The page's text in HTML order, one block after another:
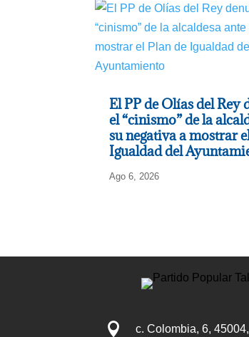
El PP de Olías del Rey
el “cinismo” de la
su negativa a mostrar
Igualdad del
Ago 6, 2026
 c. Colombia, 6,